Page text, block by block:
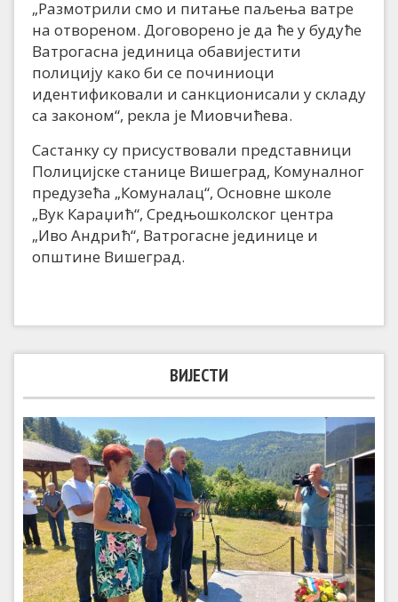
„Размотрили смо и питање паљења ватре
на отвореном. Договорено је да ће у будуће
Ватрогасна јединица обавијестити
полицију како би се починиоци
идентификовали и санкционисали у складу
са законом“, рекла је Миовчићева.
Састанку су присуствовали представници
Полицијске станице Вишеград, Комуналног
предузећа „Комуналац“, Основне школе
„Вук Караџић“, Средњошколског центра
„Иво Андрић“, Ватрогасне јединице и
општине Вишеград.
ВИЈЕСТИ